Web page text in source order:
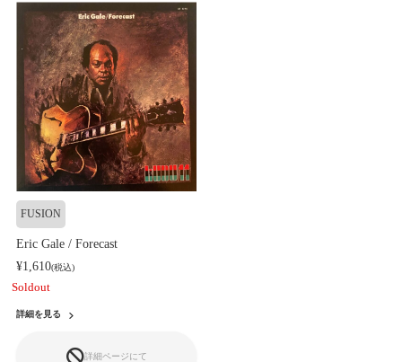
FUSION
Eric Gale / Forecast
¥1,610(税込)
Soldout
詳細を見る
詳細ページにて